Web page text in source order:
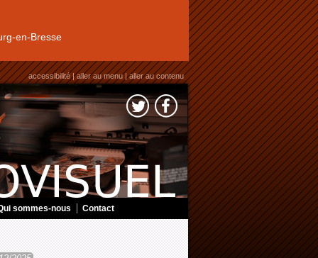
en-Bresse
accessibilité|aller au menu|aller au contenu
sommes-nous Contact